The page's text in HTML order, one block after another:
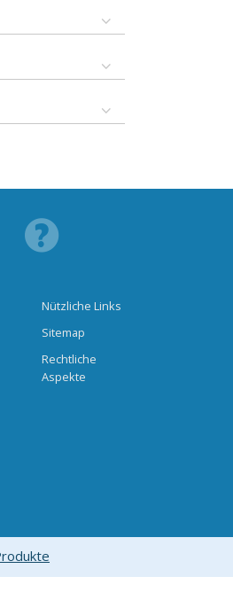
Nützliche Links
Sitemap
Rechtliche
Aspekte